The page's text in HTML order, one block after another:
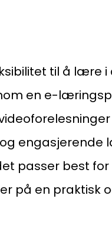
til å lære
en e-
engasjerende
passer best
på en praktisk